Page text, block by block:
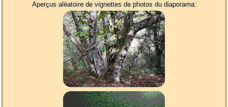
Aperçus aléatoire de vignettes de photos du diaporama: